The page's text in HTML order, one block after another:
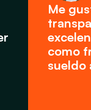
Me
como
sueldo